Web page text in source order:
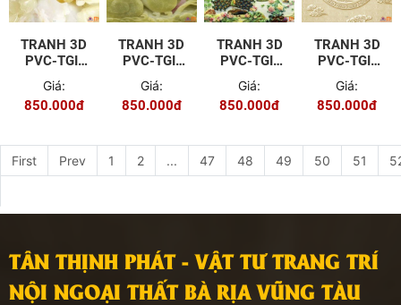
TRANH 3D
PVC-TGI-
YD-51
Giá:
850.000đ
TRANH 3D
PVC-TGI-
YD-9
Giá:
850.000đ
TRANH 3D
PVC-TGI-
YD-124
Giá:
850.000đ
TRANH 3D
PVC-TGI-
YD-P82
Giá:
850.000đ
First Prev 1 2 ... 47 48 49 50 51
TÂN THỊNH PHÁT - VẬT TƯ TRANG TRÍ
NỘI NGOẠI THẤT BÀ RỊA VŨNG TÀU